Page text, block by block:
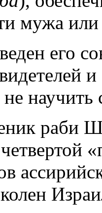
мужа или
его
научить
раби